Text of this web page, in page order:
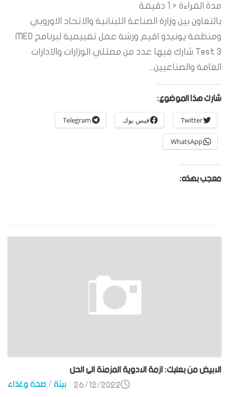
مدة القراءة < 1
دقيقة
بالتعاون بين وزارة الصناعة اللبنانية والاتحاد الاوروبي
ومنظمة يونيدو اقيم ورشة عمل تقييمية لبرنامج MED
Test 3 شارك فيها عدد من ممثلي الوزارات والادارات
العامة والصناعيين...
شارك هذا الموضوع:
Twitter فيس بوك Telegram
WhatsApp
معجب بهذه:
الابيض من بعلبك: ازمة الادوية المزمنة الى الحل
بيئة/صحة وغذاء 26/12/2022